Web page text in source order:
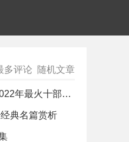
多评论 随机文章
2022年十大必看电影 2022年最火十部电影
典名篇赏析